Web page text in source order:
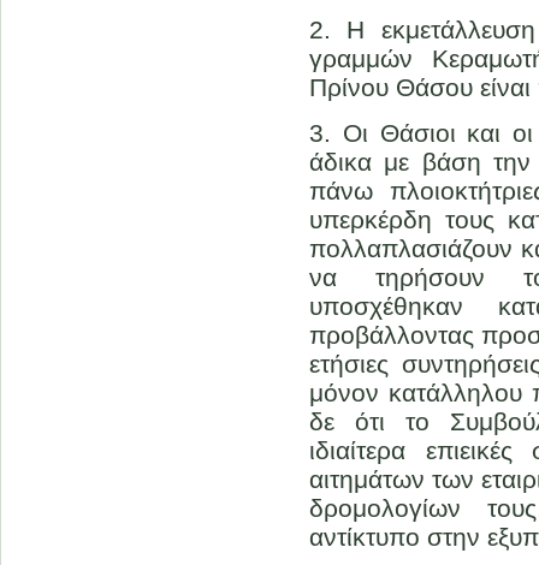
2. Η
γραμμών
Πρίνου Θάσου
3. Οι Θάσιοι και
άδικα με βάση την
πάνω
υπερκέρδη τους
πολλαπλασιάζουν
να τηρήσουν
υποσχέθηκαν
προβάλλοντας
ετήσιες
μόνον κατάλληλου
δε ότι το
ιδιαίτερα
αιτημάτων των
δρομολογίων
αντίκτυπο στην